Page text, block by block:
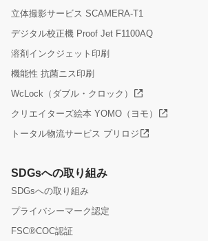
立体撮影サービス SCAMERA-T1
デジタル校正機 Proof Jet F1100AQ
溶剤インクジェット印刷
機能性 抗菌ニス印刷
WcLock（ダブル・クロック）
クリエイターズ絵本 YOMO（ヨモ）
トータル物流サービス プリロジ
SDGsへの取り組み
SDGsへの取り組み
プライバシーマーク認定
FSC®COC認証